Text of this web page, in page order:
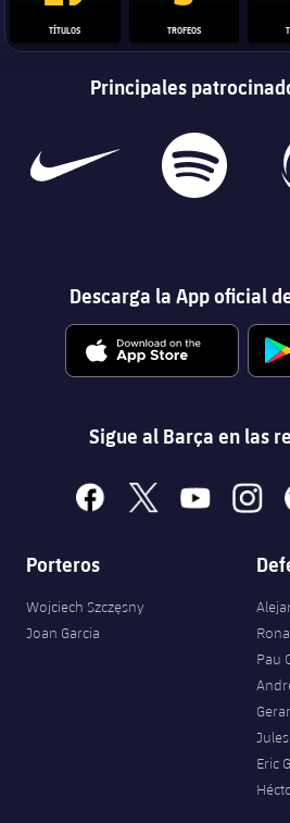
TÍTULOS TROFEOS
Principales
Descarga la App oficial
Sigue al Barça en las
facebook
x youtube
Porteros
Wojciech Szczęsny
Joan Garcia
Pau
Eric